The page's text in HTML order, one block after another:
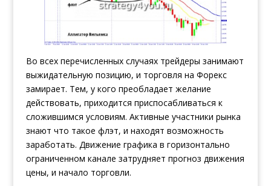
Во всех перечисленных случаях трейдеры занимают
выжидательную позицию, и торговля на Форекс
замирает. Тем, у кого преобладает желание
действовать, приходится приспосабливаться к
сложившимся условиям. Активные участники рынка
знают что такое флэт, и находят возможность
заработать. Движение графика в горизонтально
ограниченном канале затрудняет прогноз движения
цены, и начало торговли.